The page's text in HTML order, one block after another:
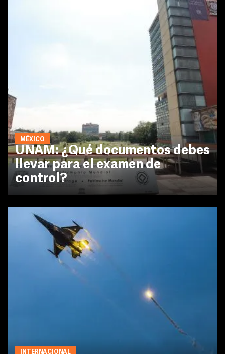
MÉXICO
UNAM: ¿Qué documentos debes
llevar para el examen de
control?
INTERNACIONAL